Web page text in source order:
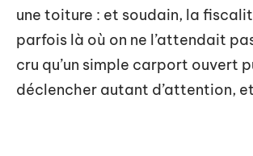
une toiture : et soudain, la
parfois là où on ne l’attendait
cru qu’un simple carport ouvert
déclencher autant d’attention,